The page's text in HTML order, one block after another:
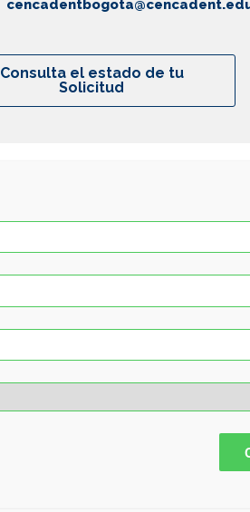
Consulta el estado de tu
Solicitud